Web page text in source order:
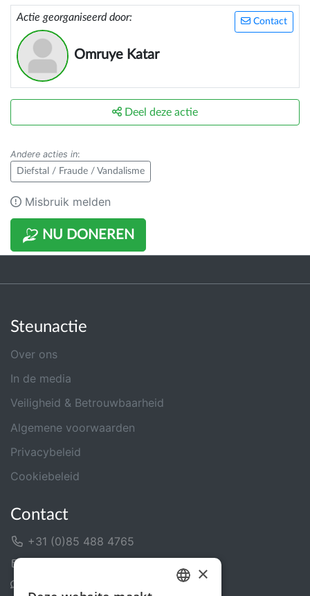
Contact
Actie georganiseerd door:
Omruye Katar
NU DONEREN
Deel deze actie
Andere acties in:
Diefstal / Fraude / Vandalisme
Misbruik melden
Steunactie
Over ons
In de media
Veiligheid & Betrouwbaarheid
Algemene voorwaarden
Privacybeleid
Cookiebeleid
Contact
+31 (0)85 488 4765
×